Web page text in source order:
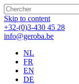
Skip to content
+32-(0)3-430 45 28
info@geroba.be
NL
FR
EN
DE